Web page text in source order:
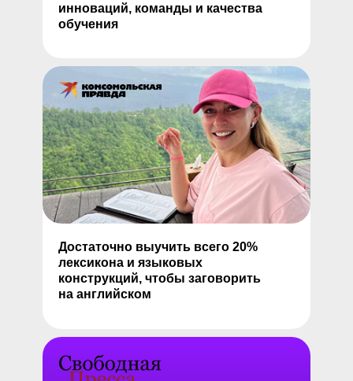
Достаточно выучить всего 20%
лексикона и языковых
конструкций, чтобы заговорить
на английском
инноваций, команды и качества
обучения